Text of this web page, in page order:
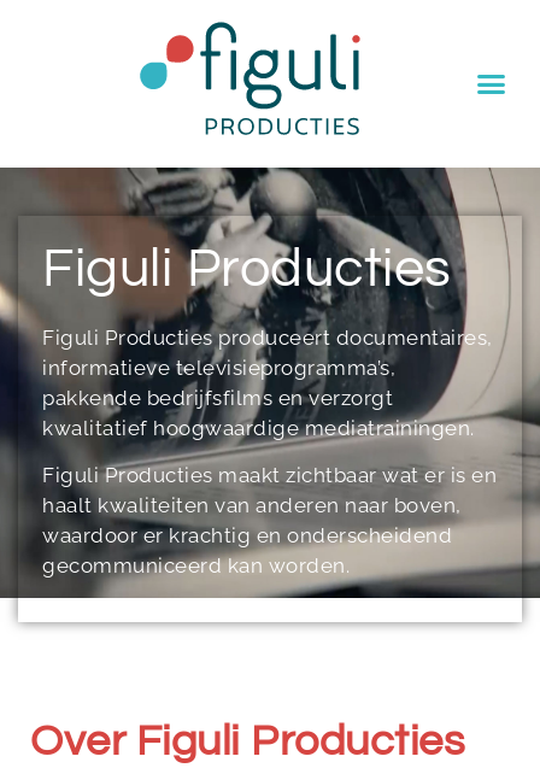
Figuli Producties
Figuli Producties produceert documentaires,
informatieve televisieprogramma’s,
pakkende bedrijfsfilms en verzorgt
kwalitatief hoogwaardige mediatrainingen.
Figuli Producties maakt zichtbaar wat er is en
haalt kwaliteiten van anderen naar boven,
waardoor er krachtig en onderscheidend
gecommuniceerd kan worden.
Over Figuli Producties